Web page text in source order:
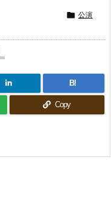
 公演
B!
Copy